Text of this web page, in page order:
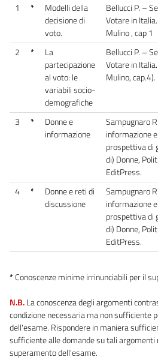
1
*
Modelli della
decisione di
voto.
Bellucci P. –
Votare in
Mulino , cap 1
2
*
La
partecipazione
al voto: le
variabili socio-
demografiche
Bellucci P. –
Votare in
Mulino, cap.4).
3 *
Donne e
informazione
Sampugnaro
informazione
prospettiva di
di) Donne,
EditPress.
4
*
Donne e reti di
discussione
Sampugnaro
informazione
prospettiva di
di) Donne,
EditPress.
*Conoscenze minime irrinunciabili per il
N.B.La conoscenza degli argomenti
condizione necessaria ma non sufficiente
dell'esame. Rispondere in maniera
sufficiente alle domande su tali argomenti
superamento dell'esame.